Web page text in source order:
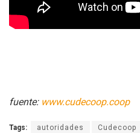
fuente: www.cudecoop.coop
Tags: autoridades Cudecoop